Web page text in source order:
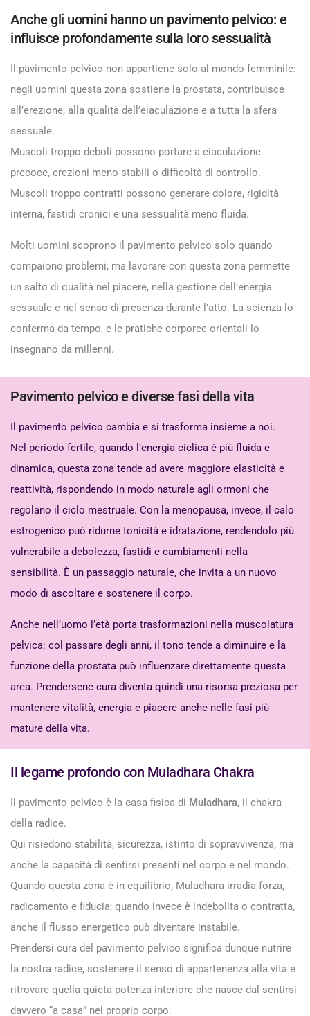
Anche gli uomini hanno un pavimento pelvico: e
influisce profondamente sulla loro sessualità
Il pavimento pelvico non appartiene solo al mondo femminile:
negli uomini questa zona sostiene la prostata, contribuisce
all’erezione, alla qualità dell’eiaculazione e a tutta la sfera
sessuale.
Muscoli troppo deboli possono portare a eiaculazione
precoce, erezioni meno stabili o difficoltà di controllo.
Muscoli troppo contratti possono generare dolore, rigidità
interna, fastidi cronici e una sessualità meno fluida.
Molti uomini scoprono il pavimento pelvico solo quando
compaiono problemi, ma lavorare con questa zona permette
un salto di qualità nel piacere, nella gestione dell’energia
sessuale e nel senso di presenza durante l’atto. La scienza lo
conferma da tempo, e le pratiche corporee orientali lo
insegnano da millenni.
Pavimento pelvico e diverse fasi della vita
Il pavimento pelvico cambia e si trasforma insieme a noi.
Nel periodo fertile, quando l’energia ciclica è più fluida e
dinamica, questa zona tende ad avere maggiore elasticità e
reattività, rispondendo in modo naturale agli ormoni che
regolano il ciclo mestruale. Con la menopausa, invece, il calo
estrogenico può ridurne tonicità e idratazione, rendendolo più
vulnerabile a debolezza, fastidi e cambiamenti nella
sensibilità. È un passaggio naturale, che invita a un nuovo
modo di ascoltare e sostenere il corpo.
Anche nell’uomo l’età porta trasformazioni nella muscolatura
pelvica: col passare degli anni, il tono tende a diminuire e la
funzione della prostata può influenzare direttamente questa
area. Prendersene cura diventa quindi una risorsa preziosa per
mantenere vitalità, energia e piacere anche nelle fasi più
mature della vita.
Il legame profondo con Muladhara Chakra
Il pavimento pelvico è la casa fisica di Muladhara, il chakra
della radice.
Qui risiedono stabilità, sicurezza, istinto di sopravvivenza, ma
anche la capacità di sentirsi presenti nel corpo e nel mondo.
Quando questa zona è in equilibrio, Muladhara irradia forza,
radicamento e fiducia; quando invece è indebolita o contratta,
anche il flusso energetico può diventare instabile.
Prendersi cura del pavimento pelvico significa dunque nutrire
la nostra radice, sostenere il senso di appartenenza alla vita e
ritrovare quella quieta potenza interiore che nasce dal sentirsi
davvero “a casa” nel proprio corpo.